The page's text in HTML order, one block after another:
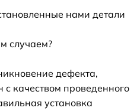
нами детали
случаем?
дефекта,
с качеством проведенного
установка